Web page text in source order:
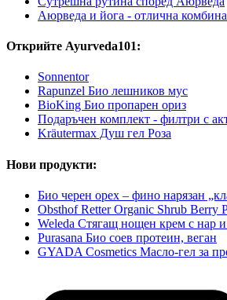
Аюрведа и йога - отлична
Открийте Ayurveda101:
Sonnentor
Rapunzel Био лешников мус
BioKing Био пропарен ориз
Подаръчен комплект - филтри с
Kräutermax Душ гел Роза
Нови продукти:
Био черен орех – фино нарязан
Obsthof Retter Organic Shrub Berry
Weleda Стягащ нощен крем с нар
Purasana Био соев протеин, веган
GYADA Cosmetics Масло-гел за